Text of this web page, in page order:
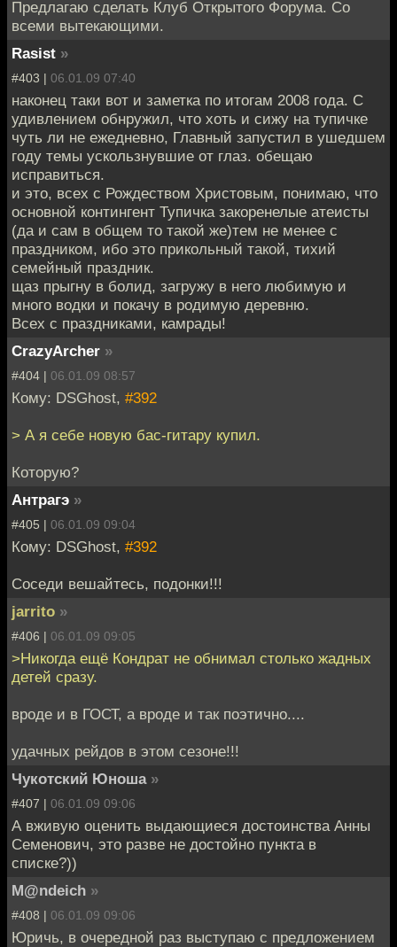
Предлагаю сделать Клуб Открытого Форума. Со
всеми вытекающими.
Rasist »
#403 | 06.01.09 07:40
наконец таки вот и заметка по итогам 2008 года. С
удивлением обнружил, что хоть и сижу на тупичке
чуть ли не ежедневно, Главный запустил в ушедшем
году темы ускользнувшие от глаз. обещаю
исправиться.
и это, всех с Рождеством Христовым, понимаю, что
основной контингент Тупичка закоренелые атеисты
(да и сам в общем то такой же)тем не менее с
праздником, ибо это прикольный такой, тихий
семейный праздник.
щаз прыгну в болид, загружу в него любимую и
много водки и покачу в родимую деревню.
Всех с праздниками, камрады!
CrazyArcher »
#404 | 06.01.09 08:57
Кому: DSGhost, #392
> А я себе новую бас-гитару купил.
Которую?
Антрагэ »
#405 | 06.01.09 09:04
Кому: DSGhost, #392
Соседи вешайтесь, подонки!!!
jarrito »
#406 | 06.01.09 09:05
>Никогда ещё Кондрат не обнимал столько жадных
детей сразу.
вроде и в ГОСТ, а вроде и так поэтично....
удачных рейдов в этом сезоне!!!
Чукотский Юноша »
#407 | 06.01.09 09:06
А вживую оценить выдающиеся достоинства Анны
Семенович, это разве не достойно пункта в
списке?))
M@ndeich »
#408 | 06.01.09 09:06
Юричь, в очередной раз выступаю с предложением